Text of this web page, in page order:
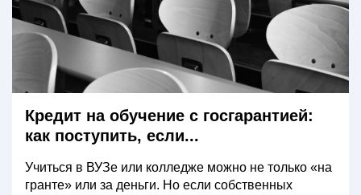
Кредит на обучение с госгарантией:
как поступить, если...
Учиться в ВУЗе или колледже можно не только «на
гранте» или за деньги. Но если собственных